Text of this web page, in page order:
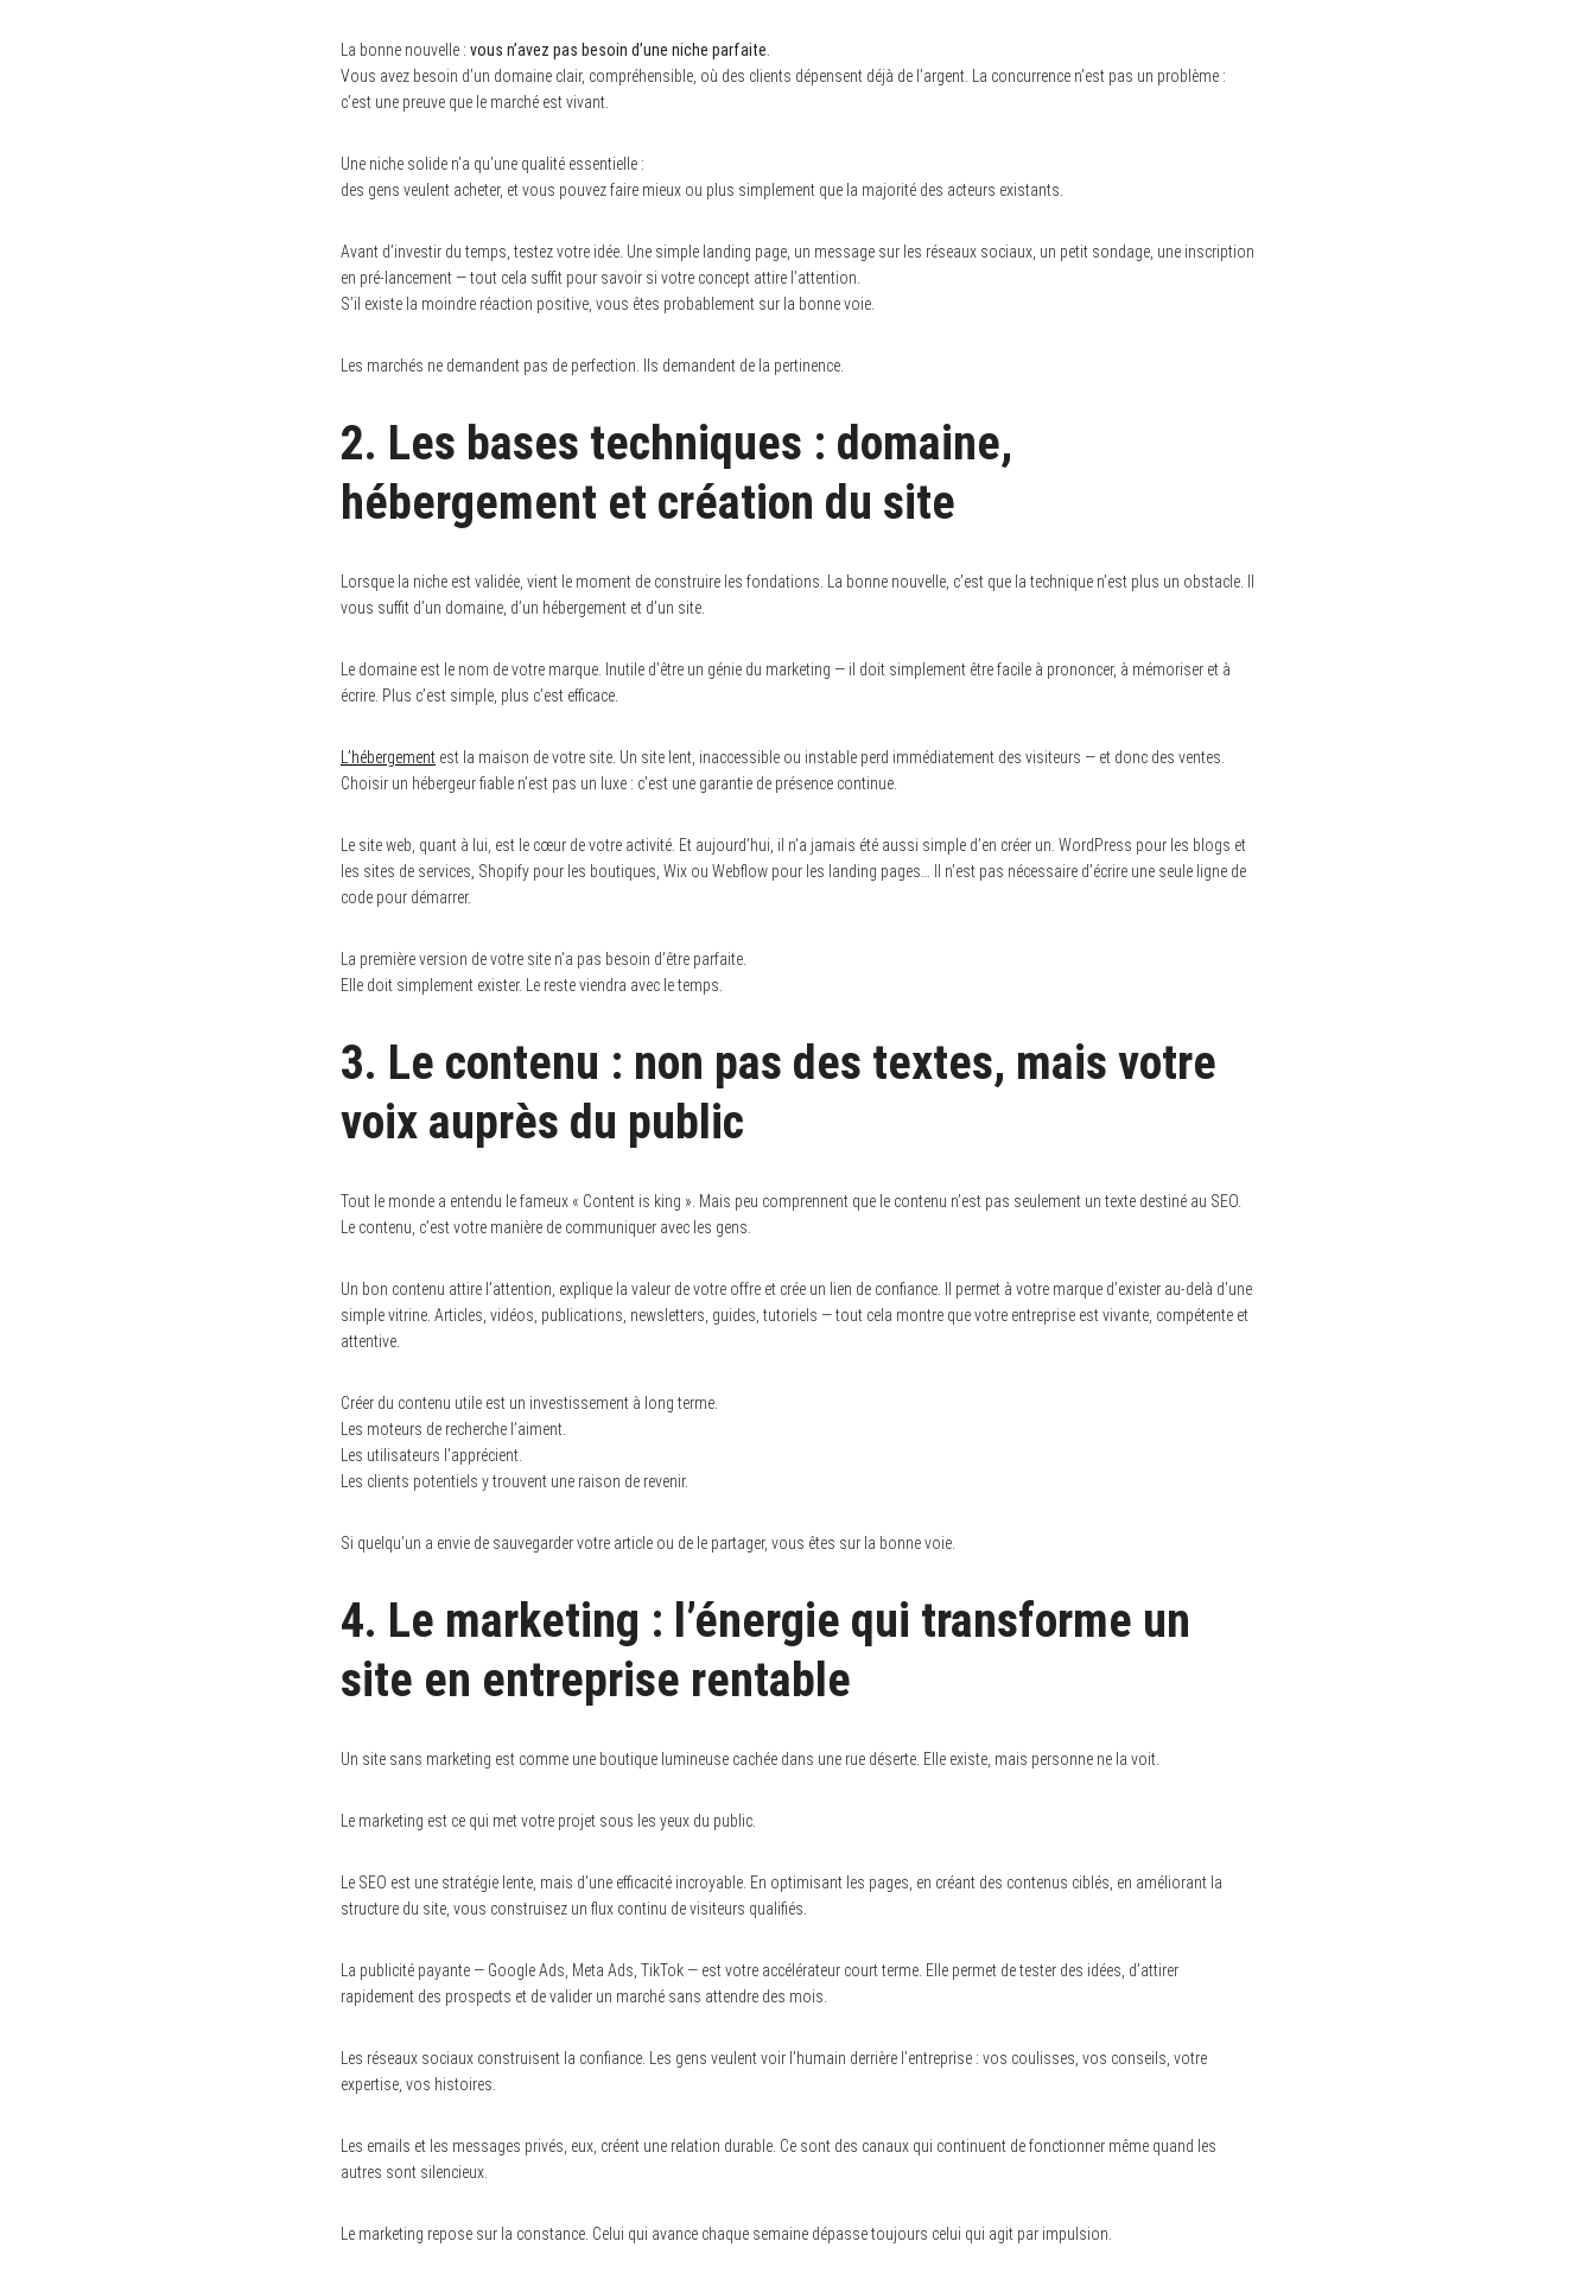
La bonne nouvelle : vous n’avez pas besoin d’une niche parfaite.
Vous avez besoin d’un domaine clair, compréhensible, où des clients dépensent déjà de l’argent. La concurrence n’est pas un problème :
c’est une preuve que le marché est vivant.
Une niche solide n’a qu’une qualité essentielle :
des gens veulent acheter, et vous pouvez faire mieux ou plus simplement que la majorité des acteurs existants.
Avant d’investir du temps, testez votre idée. Une simple landing page, un message sur les réseaux sociaux, un petit sondage, une inscription
en pré-lancement — tout cela suffit pour savoir si votre concept attire l’attention.
S’il existe la moindre réaction positive, vous êtes probablement sur la bonne voie.
Les marchés ne demandent pas de perfection. Ils demandent de la pertinence.
2. Les bases techniques : domaine,
hébergement et création du site
Lorsque la niche est validée, vient le moment de construire les fondations. La bonne nouvelle, c’est que la technique n’est plus un obstacle. Il
vous suffit d’un domaine, d’un hébergement et d’un site.
Le domaine est le nom de votre marque. Inutile d’être un génie du marketing — il doit simplement être facile à prononcer, à mémoriser et à
écrire. Plus c’est simple, plus c’est efficace.
L’hébergement est la maison de votre site. Un site lent, inaccessible ou instable perd immédiatement des visiteurs — et donc des ventes.
Choisir un hébergeur fiable n’est pas un luxe : c’est une garantie de présence continue.
Le site web, quant à lui, est le cœur de votre activité. Et aujourd’hui, il n’a jamais été aussi simple d’en créer un. WordPress pour les blogs et
les sites de services, Shopify pour les boutiques, Wix ou Webflow pour les landing pages… Il n’est pas nécessaire d’écrire une seule ligne de
code pour démarrer.
La première version de votre site n’a pas besoin d’être parfaite.
Elle doit simplement exister. Le reste viendra avec le temps.
3. Le contenu : non pas des textes, mais votre
voix auprès du public
Tout le monde a entendu le fameux « Content is king ». Mais peu comprennent que le contenu n’est pas seulement un texte destiné au SEO.
Le contenu, c’est votre manière de communiquer avec les gens.
Un bon contenu attire l’attention, explique la valeur de votre offre et crée un lien de confiance. Il permet à votre marque d’exister au-delà d’une
simple vitrine. Articles, vidéos, publications, newsletters, guides, tutoriels — tout cela montre que votre entreprise est vivante, compétente et
attentive.
Créer du contenu utile est un investissement à long terme.
Les moteurs de recherche l’aiment.
Les utilisateurs l’apprécient.
Les clients potentiels y trouvent une raison de revenir.
Si quelqu’un a envie de sauvegarder votre article ou de le partager, vous êtes sur la bonne voie.
4. Le marketing : l’énergie qui transforme un
site en entreprise rentable
Un site sans marketing est comme une boutique lumineuse cachée dans une rue déserte. Elle existe, mais personne ne la voit.
Le marketing est ce qui met votre projet sous les yeux du public.
Le SEO est une stratégie lente, mais d’une efficacité incroyable. En optimisant les pages, en créant des contenus ciblés, en améliorant la
structure du site, vous construisez un flux continu de visiteurs qualifiés.
La publicité payante — Google Ads, Meta Ads, TikTok — est votre accélérateur court terme. Elle permet de tester des idées, d’attirer
rapidement des prospects et de valider un marché sans attendre des mois.
Les réseaux sociaux construisent la confiance. Les gens veulent voir l’humain derrière l’entreprise : vos coulisses, vos conseils, votre
expertise, vos histoires.
Les emails et les messages privés, eux, créent une relation durable. Ce sont des canaux qui continuent de fonctionner même quand les
autres sont silencieux.
Le marketing repose sur la constance. Celui qui avance chaque semaine dépasse toujours celui qui agit par impulsion.